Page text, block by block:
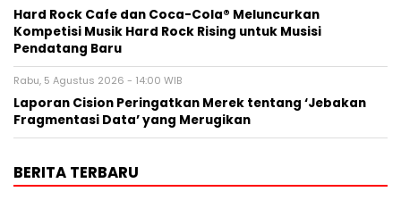
Hard Rock Cafe dan Coca-Cola® Meluncurkan
Kompetisi Musik Hard Rock Rising untuk Musisi
Pendatang Baru
Rabu, 5 Agustus 2026 - 14:00 WIB
Laporan Cision Peringatkan Merek tentang ‘Jebakan
Fragmentasi Data’ yang Merugikan
BERITA TERBARU